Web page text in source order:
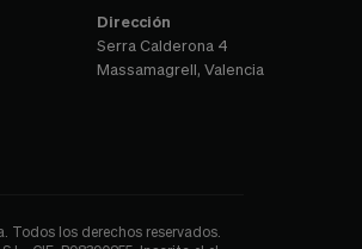
Dirección
Serra Calderona 4
Massamagrell, Valencia
Todos los derechos reservados.